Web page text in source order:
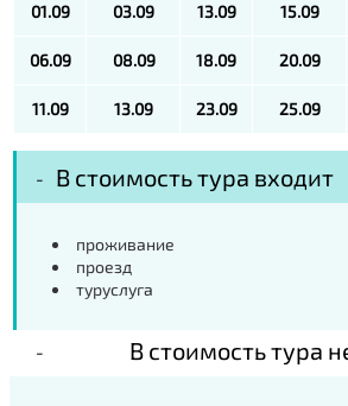
01.09 03.09 13.09 15.09
06.09 08.09 18.09 20.09
11.09 13.09 23.09 25.09
В стоимость тура входит
проживание
проезд
туруслуга
В стоимость тура